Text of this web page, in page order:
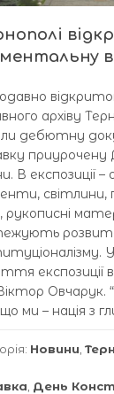
архіву
дебютну
В експозиції –
світлини,
рукописні
експозиції
Овчарук.
ми – нація з
Новини
День